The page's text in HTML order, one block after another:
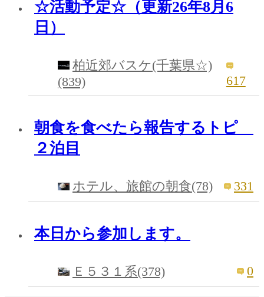
☆活動予定☆（更新26年8月6
日）
柏近郊バスケ(千葉県☆)
(839)
617
朝食を食べたら報告するトピ
２泊目
ホテル、旅館の朝食(78) 331
本日から参加します。
Ｅ５３１系(378) 0